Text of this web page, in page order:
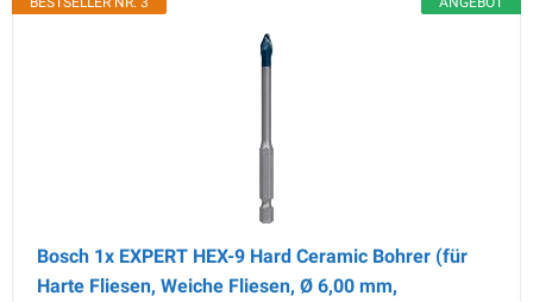
Bosch 1x EXPERT HEX-9 Hard Ceramic Bohrer (für
Harte Fliesen, Weiche Fliesen, Ø 6,00 mm,